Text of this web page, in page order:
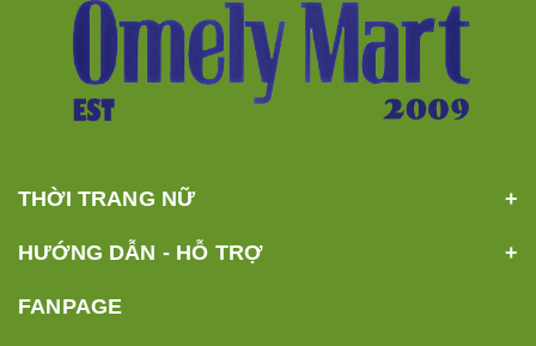
THỜI TRANG NỮ
HƯỚNG DẪN - HỖ TRỢ
FANPAGE